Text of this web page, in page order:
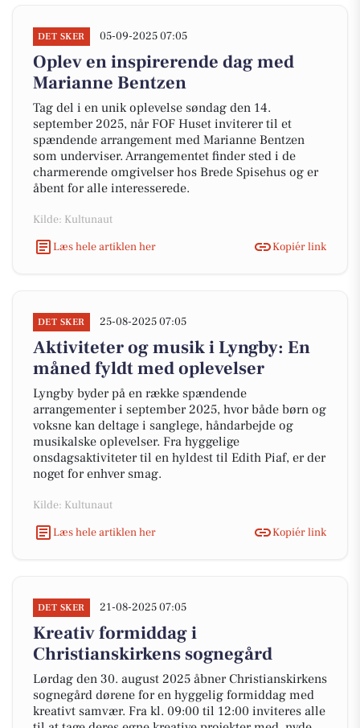
DET SKER 05-09-2025 07:05
Oplev en inspirerende dag med
Marianne Bentzen
Tag del i en unik oplevelse søndag den 14.
september 2025, når FOF Huset inviterer til et
spændende arrangement med Marianne Bentzen
som underviser. Arrangementet finder sted i de
charmerende omgivelser hos Brede Spisehus og er
åbent for alle interesserede.
Kilde: Kultunaut
Læs hele artiklen her
Kopiér link
DET SKER 25-08-2025 07:05
Aktiviteter og musik i Lyngby: En
måned fyldt med oplevelser
Lyngby byder på en række spændende
arrangementer i september 2025, hvor både børn og
voksne kan deltage i sanglege, håndarbejde og
musikalske oplevelser. Fra hyggelige
onsdagsaktiviteter til en hyldest til Edith Piaf, er der
noget for enhver smag.
Kilde: Kultunaut
Læs hele artiklen her
Kopiér link
DET SKER 21-08-2025 07:05
Kreativ formiddag i
Christianskirkens sognegård
Lørdag den 30. august 2025 åbner Christianskirkens
sognegård dørene for en hyggelig formiddag med
kreativt samvær. Fra kl. 09:00 til 12:00 inviteres alle